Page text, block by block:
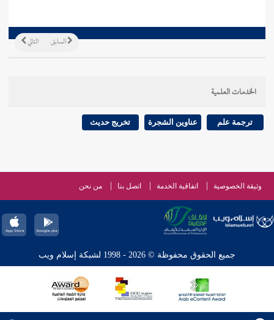
التالي السابق
الخدمات العلمية
ترجمة علم عناوين الشجرة تخريج حديث
وثيقة الخصوصية اتفاقية الخدمة اتصل بنا من نحن
جميع الحقوق محفوظة © 2026 - 1998 لشبكة إسلام ويب